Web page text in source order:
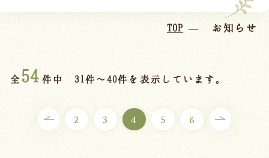
TOP お知らせ
全54 件中 31件～40件を表示しています。
2 3 4 5 6
ご宿泊プラン
お部屋からプランを選ぶ